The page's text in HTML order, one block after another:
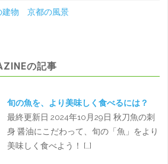
物 京都の風景
の記事
旬の魚を、より美味しく食べるには？
最終更新日 2024年10月29日 秋刀魚の刺
身 醤油にこだわって、旬の「魚」をより
美味しく食べよう！ […]